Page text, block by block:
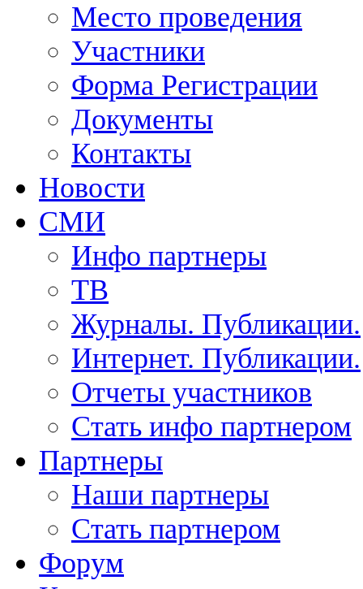
Место проведения
Участники
Форма Регистрации
Документы
Контакты
Новости
СМИ
Инфо партнеры
ТВ
Журналы. Публикации.
Интернет. Публикации.
Отчеты участников
Стать инфо партнером
Партнеры
Наши партнеры
Стать партнером
Форум